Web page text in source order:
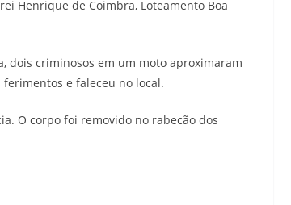
Henrique de Coimbra, Loteamento Boa
dois criminosos em um moto aproximaram
e faleceu no local.
O corpo foi removido no rabecão dos